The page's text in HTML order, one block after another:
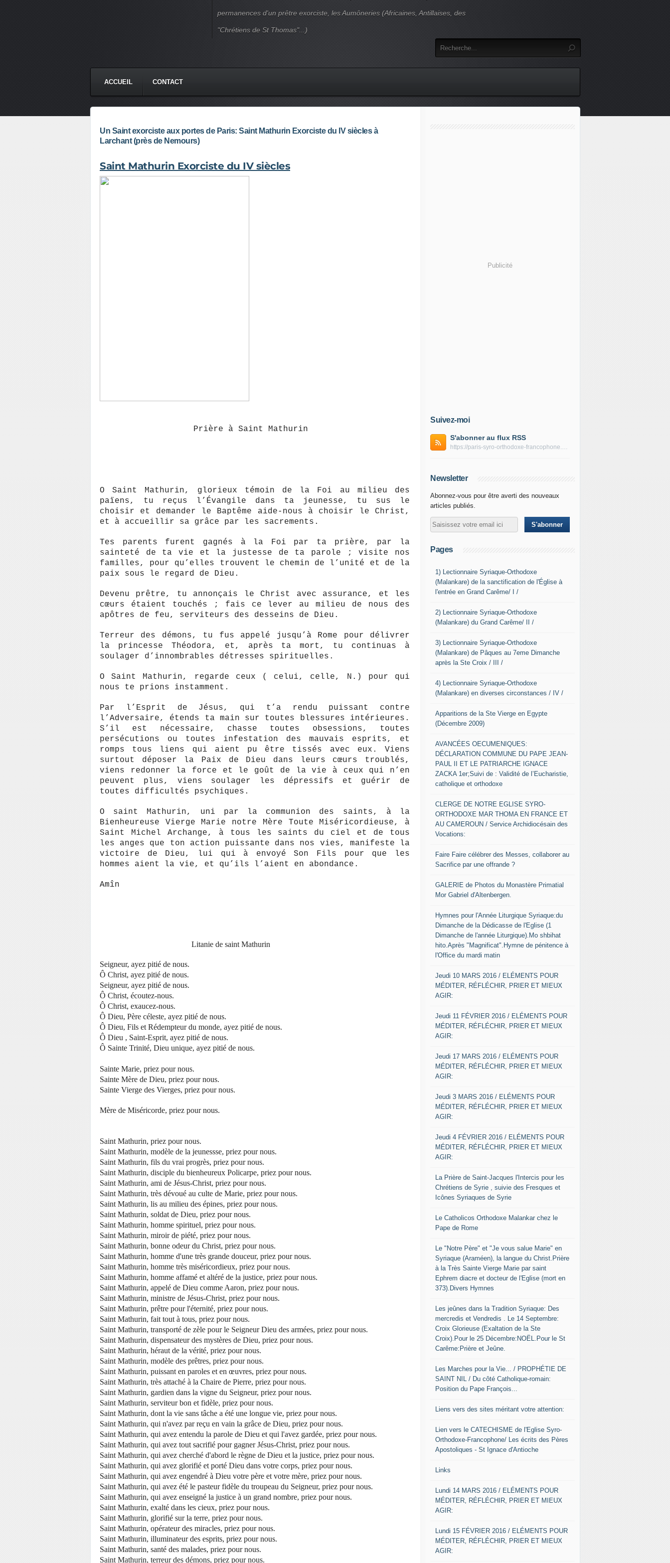
permanences d'un prêtre exorciste, les Aumôneries (Africaines, Antillaises, des
"Chrétiens de St Thomas"...)
ACCUEIL CONTACT
Un Saint exorciste aux portes de Paris: Saint Mathurin Exorciste du IV siècles à
Larchant (près de Nemours)
Saint Mathurin Exorciste du IV siècles
Prière à Saint Mathurin
O Saint Mathurin, glorieux témoin de la Foi au milieu des
païens, tu reçus l’Évangile dans ta jeunesse, tu sus le
choisir et demander le Baptême aide-nous à choisir le Christ,
et à accueillir sa grâce par les sacrements.
Tes parents furent gagnés à la Foi par ta prière, par la
sainteté de ta vie et la justesse de ta parole ; visite nos
familles, pour qu’elles trouvent le chemin de l’unité et de la
paix sous le regard de Dieu.
Devenu prêtre, tu annonçais le Christ avec assurance, et les
cœurs étaient touchés ; fais ce lever au milieu de nous des
apôtres de feu, serviteurs des desseins de Dieu.
Terreur des démons, tu fus appelé jusqu’à Rome pour délivrer
la princesse Théodora, et, après ta mort, tu continuas à
soulager d’innombrables détresses spirituelles.
O Saint Mathurin, regarde ceux ( celui, celle, N.) pour qui
nous te prions instamment.
Par l’Esprit de Jésus, qui t’a rendu puissant contre
l’Adversaire, étends ta main sur toutes blessures intérieures.
S’il est nécessaire, chasse toutes obsessions, toutes
persécutions ou toutes infestation des mauvais esprits, et
romps tous liens qui aient pu être tissés avec eux. Viens
surtout déposer la Paix de Dieu dans leurs cœurs troublés,
viens redonner la force et le goût de la vie à ceux qui n’en
peuvent plus, viens soulager les dépressifs et guérir de
toutes difficultés psychiques.
O saint Mathurin, uni par la communion des saints, à la
Bienheureuse Vierge Marie notre Mère Toute Miséricordieuse, à
Saint Michel Archange, à tous les saints du ciel et de tous
les anges que ton action puissante dans nos vies, manifeste la
victoire de Dieu, lui qui à envoyé Son Fils pour que les
hommes aient la vie, et qu’ils l’aient en abondance.
Amîn
Litanie de saint Mathurin
Seigneur, ayez pitié de nous.
Ô Christ, ayez pitié de nous.
Seigneur, ayez pitié de nous.
Ô Christ, écoutez-nous.
Ô Christ, exaucez-nous.
Ô Dieu, Père céleste, ayez pitié de nous.
Ô Dieu, Fils et Rédempteur du monde, ayez pitié de nous.
Ô Dieu , Saint-Esprit, ayez pitié de nous.
Ô Sainte Trinité, Dieu unique, ayez pitié de nous.
Sainte Marie, priez pour nous.
Sainte Mère de Dieu, priez pour nous.
Sainte Vierge des Vierges, priez pour nous.
Mère de Miséricorde, priez pour nous.
Saint Mathurin, priez pour nous.
Saint Mathurin, modèle de la jeunessse, priez pour nous.
Saint Mathurin, fils du vrai progrès, priez pour nous.
Saint Mathurin, disciple du bienheureux Policarpe, priez pour nous.
Saint Mathurin, ami de Jésus-Christ, priez pour nous.
Saint Mathurin, très dévoué au culte de Marie, priez pour nous.
Saint Mathurin, lis au milieu des épines, priez pour nous.
Saint Mathurin, soldat de Dieu, priez pour nous.
Saint Mathurin, homme spirituel, priez pour nous.
Saint Mathurin, miroir de piété, priez pour nous.
Saint Mathurin, bonne odeur du Christ, priez pour nous.
Saint Mathurin, homme d'une très grande douceur, priez pour nous.
Saint Mathurin, homme très miséricordieux, priez pour nous.
Saint Mathurin, homme affamé et altéré de la justice, priez pour nous.
Saint Mathurin, appelé de Dieu comme Aaron, priez pour nous.
Saint Mathurin, ministre de Jésus-Christ, priez pour nous.
Saint Mathurin, prêtre pour l'éternité, priez pour nous.
Saint Mathurin, fait tout à tous, priez pour nous.
Saint Mathurin, transporté de zèle pour le Seigneur Dieu des armées, priez pour nous.
Saint Mathurin, dispensateur des mystères de Dieu, priez pour nous.
Saint Mathurin, héraut de la vérité, priez pour nous.
Saint Mathurin, modèle des prêtres, priez pour nous.
Saint Mathurin, puissant en paroles et en œuvres, priez pour nous.
Saint Mathurin, très attaché à la Chaire de Pierre, priez pour nous.
Saint Mathurin, gardien dans la vigne du Seigneur, priez pour nous.
Saint Mathurin, serviteur bon et fidèle, priez pour nous.
Saint Mathurin, dont la vie sans tâche a été une longue vie, priez pour nous.
Saint Mathurin, qui n'avez par reçu en vain la grâce de Dieu, priez pour nous.
Saint Mathurin, qui avez entendu la parole de Dieu et qui l'avez gardée, priez pour nous.
Saint Mathurin, qui avez tout sacrifié pour gagner Jésus-Christ, priez pour nous.
Saint Mathurin, qui avez cherché d'abord le règne de Dieu et la justice, priez pour nous.
Saint Mathurin, qui avez glorifié et porté Dieu dans votre corps, priez pour nous.
Saint Mathurin, qui avez engendré à Dieu votre père et votre mère, priez pour nous.
Saint Mathurin, qui avez été le pasteur fidèle du troupeau du Seigneur, priez pour nous.
Saint Mathurin, qui avez enseigné la justice à un grand nombre, priez pour nous.
Saint Mathurin, exalté dans les cieux, priez pour nous.
Saint Mathurin, glorifié sur la terre, priez pour nous.
Saint Mathurin, opérateur des miracles, priez pour nous.
Saint Mathurin, illuminateur des esprits, priez pour nous.
Saint Mathurin, santé des malades, priez pour nous.
Saint Mathurin, terreur des démons, priez pour nous.
Publicité
Suivez-moi
S'abonner au flux RSS
https://paris-syro-orthodoxe-francophone.over-blog.fr/rss
Newsletter
Abonnez-vous pour être averti des nouveaux
articles publiés.
Pages
1) Lectionnaire Syriaque-Orthodoxe
(Malankare) de la sanctification de l'Église à
l'entrée en Grand Carême/ I /
2) Lectionnaire Syriaque-Orthodoxe
(Malankare) du Grand Carême/ II /
3) Lectionnaire Syriaque-Orthodoxe
(Malankare) de Pâques au 7eme Dimanche
après la Ste Croix / III /
4) Lectionnaire Syriaque-Orthodoxe
(Malankare) en diverses circonstances / IV /
Apparitions de la Ste Vierge en Egypte
(Décembre 2009)
AVANCÉES OECUMENIQUES:
DÉCLARATION COMMUNE DU PAPE JEAN-
PAUL II ET LE PATRIARCHE IGNACE
ZACKA 1er;Suivi de : Validité de l’Eucharistie,
catholique et orthodoxe
CLERGE DE NOTRE EGLISE SYRO-
ORTHODOXE MAR THOMA EN FRANCE ET
AU CAMEROUN / Service Archidiocésain des
Vocations:
Faire Faire célébrer des Messes, collaborer au
Sacrifice par une offrande ?
GALERIE de Photos du Monastère Primatial
Mor Gabriel d'Altenbergen.
Hymnes pour l'Année Liturgique Syriaque:du
Dimanche de la Dédicasse de l'Eglise (1
Dimanche de l'année Liturgique).Mo shbihat
hito.Après "Magnificat".Hymne de pénitence à
l'Office du mardi matin
Jeudi 10 MARS 2016 / ELÉMENTS POUR
MÉDITER, RÉFLÉCHIR, PRIER ET MIEUX
AGIR:
Jeudi 11 FÉVRIER 2016 / ELÉMENTS POUR
MÉDITER, RÉFLÉCHIR, PRIER ET MIEUX
AGIR:
Jeudi 17 MARS 2016 / ELÉMENTS POUR
MÉDITER, RÉFLÉCHIR, PRIER ET MIEUX
AGIR:
Jeudi 3 MARS 2016 / ELÉMENTS POUR
MÉDITER, RÉFLÉCHIR, PRIER ET MIEUX
AGIR:
Jeudi 4 FÉVRIER 2016 / ELÉMENTS POUR
MÉDITER, RÉFLÉCHIR, PRIER ET MIEUX
AGIR:
La Prière de Saint-Jacques l'Intercis pour les
Chrétiens de Syrie , suivie des Fresques et
Icônes Syriaques de Syrie
Le Catholicos Orthodoxe Malankar chez le
Pape de Rome
Le "Notre Père" et "Je vous salue Marie" en
Syriaque (Araméen), la langue du Christ.Prière
à la Très Sainte Vierge Marie par saint
Ephrem diacre et docteur de l'Eglise (mort en
373).Divers Hymnes
Les jeûnes dans la Tradition Syriaque: Des
mercredis et Vendredis . Le 14 Septembre:
Croix Glorieuse (Exaltation de la Ste
Croix).Pour le 25 Décembre:NOËL.Pour le St
Carême:Prière et Jeûne.
Les Marches pour la Vie... / PROPHÉTIE DE
SAINT NIL / Du côté Catholique-romain:
Position du Pape François...
Liens vers des sites méritant votre attention:
Lien vers le CATECHISME de l'Eglise Syro-
Orthodoxe-Francophone/ Les écrits des Pères
Apostoliques - St Ignace d'Antioche
Links
Lundi 14 MARS 2016 / ELÉMENTS POUR
MÉDITER, RÉFLÉCHIR, PRIER ET MIEUX
AGIR:
Lundi 15 FÉVRIER 2016 / ELÉMENTS POUR
MÉDITER, RÉFLÉCHIR, PRIER ET MIEUX
AGIR: